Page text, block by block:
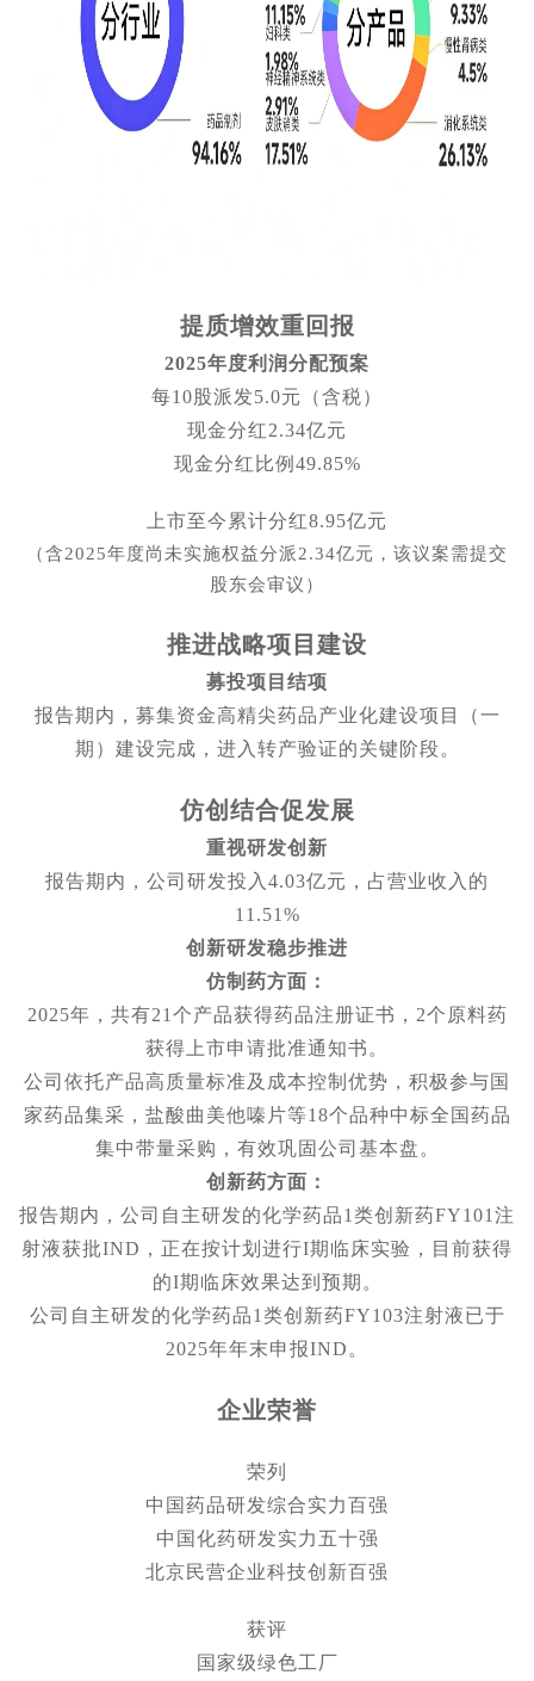
提质增效重回报
2025年度利润分配预案
每10股派发5.0元（含税）
现金分红2.34亿元
现金分红比例49.85%
上市至今累计分红8.95亿元
（含2025年度尚未实施权益分派2.34亿元，该议案需提交
股东会审议）
推进战略项目建设
募投项目结项
报告期内，募集资金高精尖药品产业化建设项目（一
期）建设完成，进入转产验证的关键阶段。
仿创结合促发展
重视研发创新
报告期内，公司研发投入4.03亿元，占营业收入的
11.51%
创新研发稳步推进
仿制药方面：
2025年，共有21个产品获得药品注册证书，2个原料药
获得上市申请批准通知书。
公司依托产品高质量标准及成本控制优势，积极参与国
家药品集采，盐酸曲美他嗪片等18个品种中标全国药品
集中带量采购，有效巩固公司基本盘。
创新药方面：
报告期内，公司自主研发的化学药品1类创新药FY101注
射液获批IND，正在按计划进行I期临床实验，目前获得
的I期临床效果达到预期。
公司自主研发的化学药品1类创新药FY103注射液已于
2025年年末申报IND。
企业荣誉
荣列
中国药品研发综合实力百强
中国化药研发实力五十强
北京民营企业科技创新百强
获评
国家级绿色工厂